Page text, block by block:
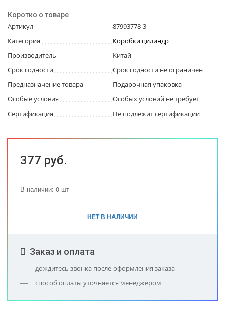
Коротко о товаре
Артикул
87993778-3
Категория
Коробки цилиндр
Производитель
Китай
Срок годности
Срок годности не ограничен
Предназначение товара
Подарочная упаковка
Особые условия
Особых условий не требует
Сертификация
Не подлежит сертификации
377 руб.
В наличии: 0 шт
НЕТ В НАЛИЧИИ
Заказ и оплата
дождитесь звонка после оформления заказа
способ оплаты уточняется менеджером